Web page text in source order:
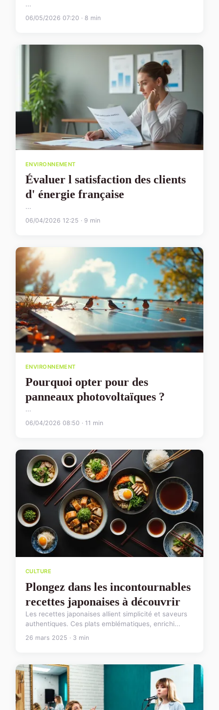
...
06/05/2026 07:20 · 8 min
ENVIRONNEMENT
Évaluer l satisfaction des clients
d' énergie française
...
06/04/2026 12:25 · 9 min
ENVIRONNEMENT
Pourquoi opter pour des
panneaux photovoltaïques ?
...
06/04/2026 08:50 · 11 min
CULTURE
Plongez dans les incontournables
recettes japonaises à découvrir
Les recettes japonaises allient simplicité et saveurs
authentiques. Ces plats emblématiques, enrichi...
26 mars 2025 · 3 min